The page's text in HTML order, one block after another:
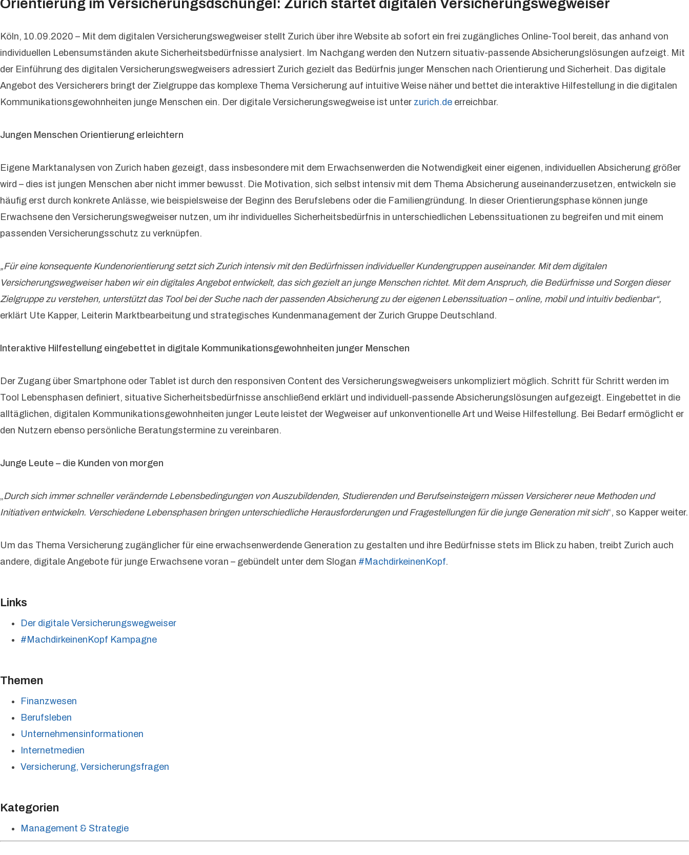
Orientierung im Versicherungsdschungel: Zurich startet digitalen Versicherungswegweiser
Köln, 10.09.2020 – Mit dem digitalen Versicherungswegweiser stellt Zurich über ihre Website ab sofort ein frei zugängliches Online-Tool bereit, das anhand von
individuellen Lebensumständen akute Sicherheitsbedürfnisse analysiert. Im Nachgang werden den Nutzern situativ-passende Absicherungslösungen aufzeigt. Mit
der Einführung des digitalen Versicherungswegweisers adressiert Zurich gezielt das Bedürfnis junger Menschen nach Orientierung und Sicherheit. Das digitale
Angebot des Versicherers bringt der Zielgruppe das komplexe Thema Versicherung auf intuitive Weise näher und bettet die interaktive Hilfestellung in die digitalen
Kommunikationsgewohnheiten junge Menschen ein. Der digitale Versicherungswegweise ist unter zurich.de erreichbar.
Jungen Menschen Orientierung erleichtern
Eigene Marktanalysen von Zurich haben gezeigt, dass insbesondere mit dem Erwachsenwerden die Notwendigkeit einer eigenen, individuellen Absicherung größer
wird – dies ist jungen Menschen aber nicht immer bewusst. Die Motivation, sich selbst intensiv mit dem Thema Absicherung auseinanderzusetzen, entwickeln sie
häufig erst durch konkrete Anlässe, wie beispielsweise der Beginn des Berufslebens oder die Familiengründung. In dieser Orientierungsphase können junge
Erwachsene den Versicherungswegweiser nutzen, um ihr individuelles Sicherheitsbedürfnis in unterschiedlichen Lebenssituationen zu begreifen und mit einem
passenden Versicherungsschutz zu verknüpfen.
„Für eine konsequente Kundenorientierung setzt sich Zurich intensiv mit den Bedürfnissen individueller Kundengruppen auseinander. Mit dem digitalen
Versicherungswegweiser haben wir ein digitales Angebot entwickelt, das sich gezielt an junge Menschen richtet. Mit dem Anspruch, die Bedürfnisse und Sorgen dieser
Zielgruppe zu verstehen, unterstützt das Tool bei der Suche nach der passenden Absicherung zu der eigenen Lebenssituation – online, mobil und intuitiv bedienbar“,
erklärt Ute Kapper, Leiterin Marktbearbeitung und strategisches Kundenmanagement der Zurich Gruppe Deutschland.
Interaktive Hilfestellung eingebettet in digitale Kommunikationsgewohnheiten junger Menschen
Der Zugang über Smartphone oder Tablet ist durch den responsiven Content des Versicherungswegweisers unkompliziert möglich. Schritt für Schritt werden im
Tool Lebensphasen definiert, situative Sicherheitsbedürfnisse anschließend erklärt und individuell-passende Absicherungslösungen aufgezeigt. Eingebettet in die
alltäglichen, digitalen Kommunikationsgewohnheiten junger Leute leistet der Wegweiser auf unkonventionelle Art und Weise Hilfestellung. Bei Bedarf ermöglicht er
den Nutzern ebenso persönliche Beratungstermine zu vereinbaren.
Junge Leute – die Kunden von morgen
„Durch sich immer schneller verändernde Lebensbedingungen von Auszubildenden, Studierenden und Berufseinsteigern müssen Versicherer neue Methoden und
Initiativen entwickeln. Verschiedene Lebensphasen bringen unterschiedliche Herausforderungen und Fragestellungen für die junge Generation mit sich“, so Kapper weiter.
Um das Thema Versicherung zugänglicher für eine erwachsenwerdende Generation zu gestalten und ihre Bedürfnisse stets im Blick zu haben, treibt Zurich auch
andere, digitale Angebote für junge Erwachsene voran – gebündelt unter dem Slogan #MachdirkeinenKopf.
Links
Der digitale Versicherungswegweiser
#MachdirkeinenKopf Kampagne
Themen
Finanzwesen
Berufsleben
Unternehmensinformationen
Internetmedien
Versicherung, Versicherungsfragen
Kategorien
Management & Strategie